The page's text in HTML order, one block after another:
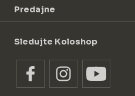
Predajne
Sledujte Koloshop